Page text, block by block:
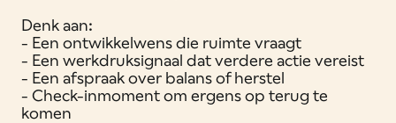
Denk aan:
- Een ontwikkelwens die ruimte vraagt
- Een werkdruksignaal dat verdere actie vereist
- Een afspraak over balans of herstel
- Check-inmoment om ergens op terug te
komen